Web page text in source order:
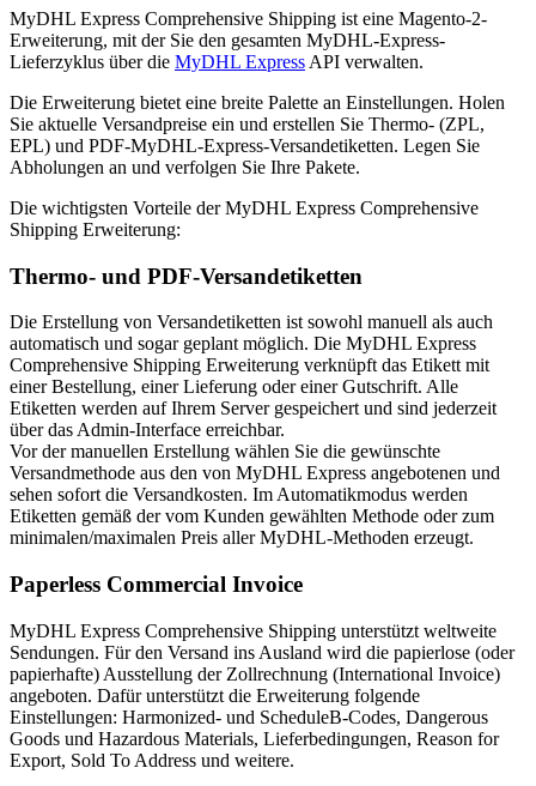
MyDHL Express Comprehensive Shipping ist eine Magento-2-
Erweiterung, mit der Sie den gesamten MyDHL-Express-
Lieferzyklus über die MyDHL Express API verwalten.
Die Erweiterung bietet eine breite Palette an Einstellungen. Holen
Sie aktuelle Versandpreise ein und erstellen Sie Thermo- (ZPL,
EPL) und PDF-MyDHL-Express-Versandetiketten. Legen Sie
Abholungen an und verfolgen Sie Ihre Pakete.
Die wichtigsten Vorteile der MyDHL Express Comprehensive
Shipping Erweiterung:
Thermo- und PDF-Versandetiketten
Die Erstellung von Versandetiketten ist sowohl manuell als auch
automatisch und sogar geplant möglich. Die MyDHL Express
Comprehensive Shipping Erweiterung verknüpft das Etikett mit
einer Bestellung, einer Lieferung oder einer Gutschrift. Alle
Etiketten werden auf Ihrem Server gespeichert und sind jederzeit
über das Admin-Interface erreichbar.
Vor der manuellen Erstellung wählen Sie die gewünschte
Versandmethode aus den von MyDHL Express angebotenen und
sehen sofort die Versandkosten. Im Automatikmodus werden
Etiketten gemäß der vom Kunden gewählten Methode oder zum
minimalen/maximalen Preis aller MyDHL-Methoden erzeugt.
Paperless Commercial Invoice
MyDHL Express Comprehensive Shipping unterstützt weltweite
Sendungen. Für den Versand ins Ausland wird die papierlose (oder
papierhafte) Ausstellung der Zollrechnung (International Invoice)
angeboten. Dafür unterstützt die Erweiterung folgende
Einstellungen: Harmonized- und ScheduleB-Codes, Dangerous
Goods und Hazardous Materials, Lieferbedingungen, Reason for
Export, Sold To Address und weitere.